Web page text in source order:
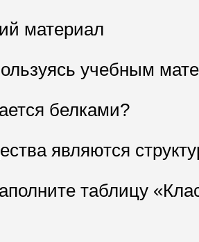
материал
учебным
белками?
являются
таблицу